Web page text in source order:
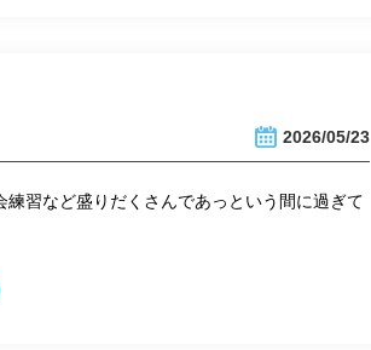
2026/05/23
習など盛りだくさんであっという間に過ぎて